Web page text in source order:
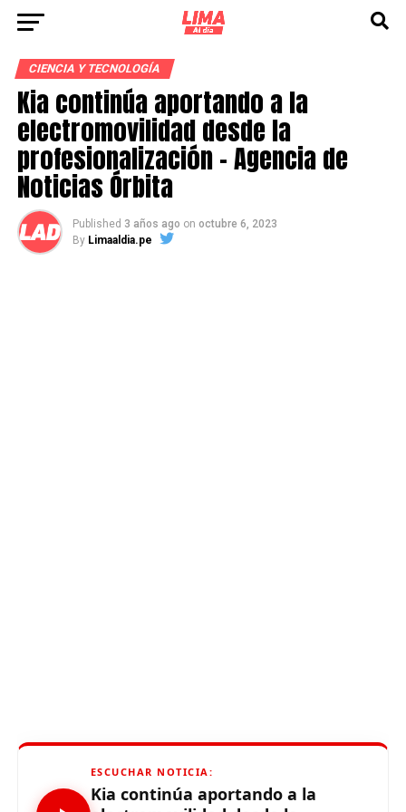
CIENCIA Y TECNOLOGÍA
Kia continúa aportando a la
electromovilidad desde la
profesionalización – Agencia de
Noticias Órbita
Published 3 años ago on octubre 6, 2023
By Limaaldia.pe
ESCUCHAR NOTICIA:
Kia continúa aportando a la